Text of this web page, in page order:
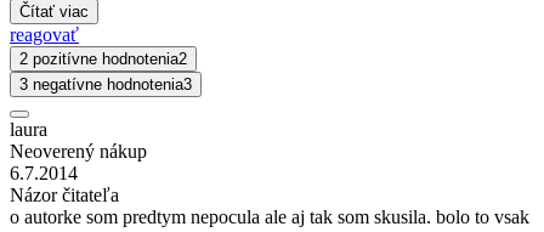
Čítať viac
reagovať
2 pozitívne hodnotenia2
3 negatívne hodnotenia3
laura
Neoverený nákup
6.7.2014
Názor čitateľa
o autorke som predtym nepocula ale aj tak som skusila. bolo to vsak